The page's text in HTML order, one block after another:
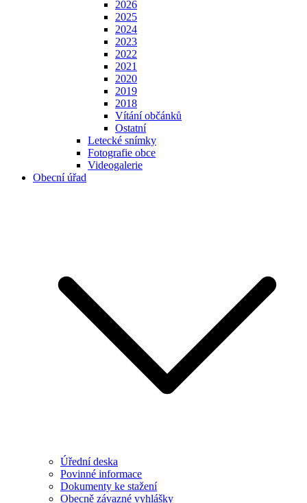
2026
2025
2024
2023
2022
2021
2020
2019
2018
Vítání občánků
Ostatní
Letecké snímky
Fotografie obce
Videogalerie
Obecní úřad
Úřední deska
Povinné informace
Dokumenty ke stažení
Obecně závazné vyhlášky